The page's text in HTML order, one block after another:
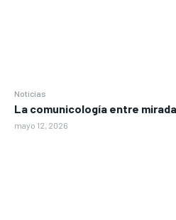
Noticias
La comunicología entre
mayo 12, 2026